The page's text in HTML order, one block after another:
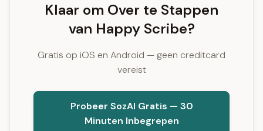
Klaar om Over te Stappen
van Happy Scribe?
Gratis op iOS en Android — geen creditcard
vereist
Probeer SozAI Gratis — 30
Minuten Inbegrepen